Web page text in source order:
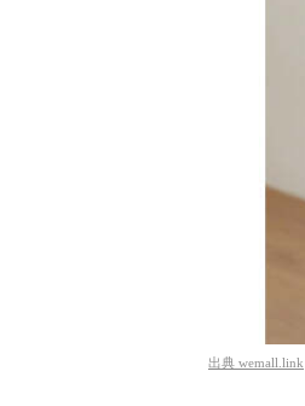
出典 wemall.link